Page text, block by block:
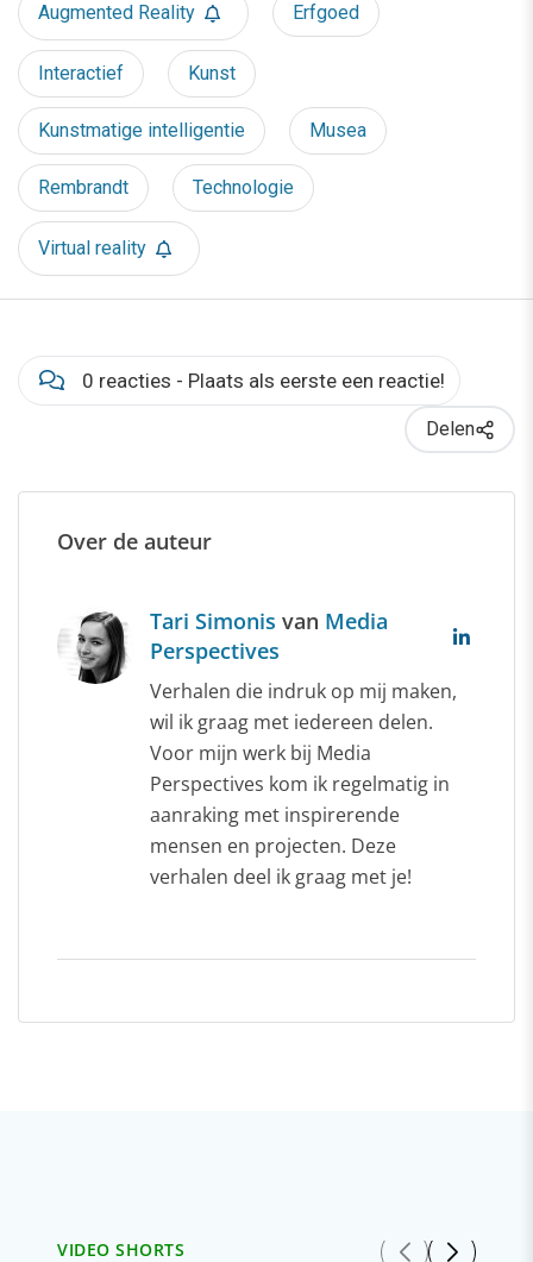
Augmented Reality Erfgoed
Interactief Kunst
Kunstmatige intelligentie Musea
Rembrandt Technologie
Virtual reality
0 reacties - Plaats als eerste een reactie!
Delen
Over de auteur
Tari Simonis van Media
Perspectives
Verhalen die indruk op mij maken,
wil ik graag met iedereen delen.
Voor mijn werk bij Media
Perspectives kom ik regelmatig in
aanraking met inspirerende
mensen en projecten. Deze
verhalen deel ik graag met je!
VIDEO SHORTS